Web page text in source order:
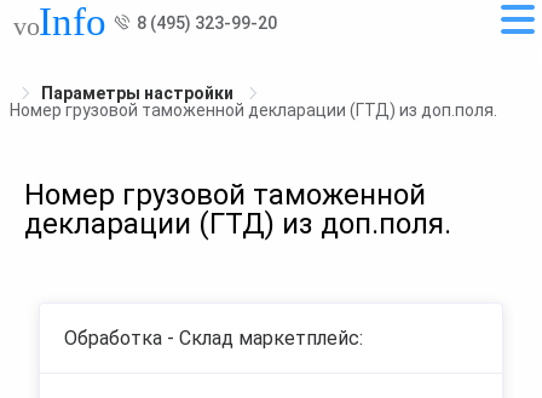
8 (495) 323-99-20
Параметры настройки
Номер грузовой таможенной декларации (ГТД) из доп.поля.
Номер грузовой таможенной
декларации (ГТД) из доп.поля.
Обработка - Склад маркетплейс: